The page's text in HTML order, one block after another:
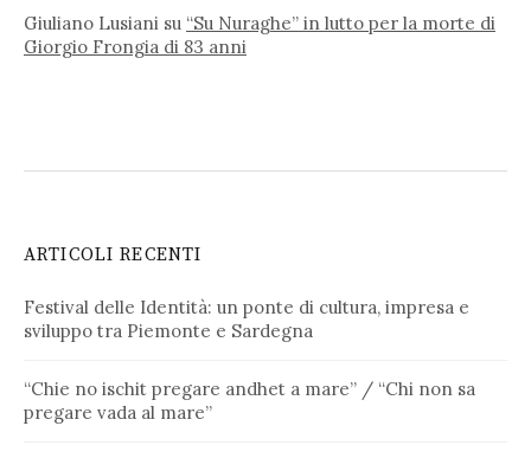
Giuliano Lusiani su “Su Nuraghe” in lutto per la morte di
Giorgio Frongia di 83 anni
ARTICOLI RECENTI
Festival delle Identità: un ponte di cultura, impresa e
sviluppo tra Piemonte e Sardegna
“Chie no ischit pregare andhet a mare” / “Chi non sa
pregare vada al mare”